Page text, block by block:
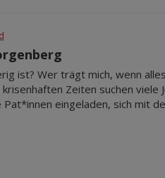
ist? Wer trägt mich, wenn
Zeiten suchen
eingeladen, sich mit